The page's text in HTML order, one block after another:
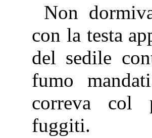
Non
con la testa
del sedile
fumo
correva col
fuggiti.